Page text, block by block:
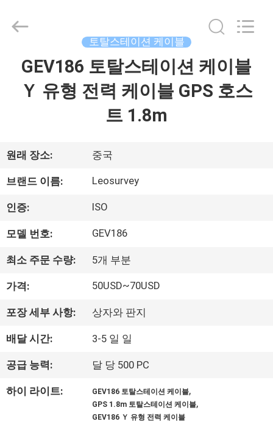
우
리
에
여
공
장
여
2021
Instrument
토탈스테이션 케이블
GEV186 토탈스테이션 케이블
Ｙ 유형 전력 케이블 GPS 호스
트 1.8m
원래 장소: 중국
브랜드 이름: Leosurvey
인증: ISO
모델 번호: GEV186
최소 주문 수량: 5개 부분
가격: 50USD~70USD
포장 세부 사항: 상자와 판지
배달 시간: 3-5 일 일
공급 능력: 달 당 500 PC
하이 라이트: GEV186 토탈스테이션 케이블,
GPS 1.8m 토탈스테이션 케이블,
GEV186 Ｙ 유형 전력 케이블